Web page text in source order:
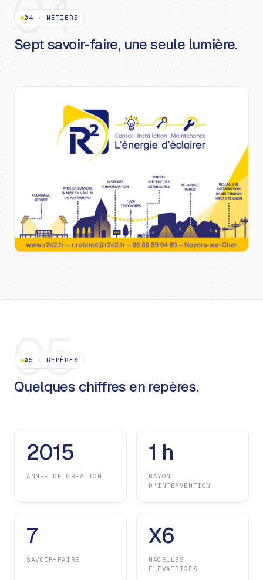
04
04 ·MÉTIERS
Sept savoir-faire, une seule lumière.
05
05 ·REPÈRES
Quelques chiffres en repères.
2015
ANNÉE DE CRÉATION
1 h
RAYON
D'INTERVENTION
7
SAVOIR-FAIRE
X6
NACELLES
ÉLÉVATRICES